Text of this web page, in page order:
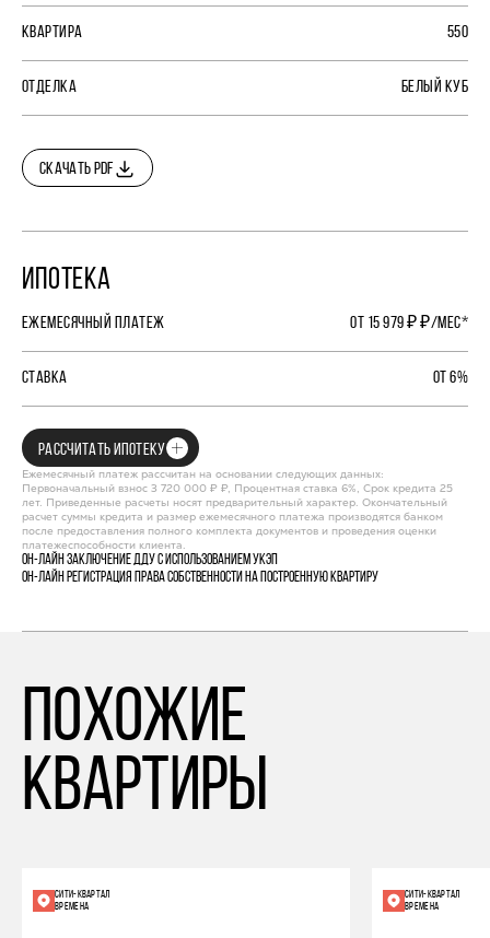
КВАРТИРА 550
ОТДЕЛКА БЕЛЫЙ КУБ
СКАЧАТЬ PDF
ИПОТЕКА
ЕЖЕМЕСЯЧНЫЙ ПЛАТЕЖ ОТ 15 979 ₽ ₽/МЕС*
СТАВКА ОТ 6%
РАССЧИТАТЬ ИПОТЕКУ
Ежемесячный платеж рассчитан на основании следующих данных:
Первоначальный взнос 3 720 000 ₽ ₽, Процентная ставка 6%, Срок кредита 25
лет. Приведенные расчеты носят предварительный характер. Окончательный
расчет суммы кредита и размер ежемесячного платежа производятся банком
после предоставления полного комплекта документов и проведения оценки
платежеспособности клиента.
Он-лайн заключение ДДУ с использованием УКЭП
Он-лайн регистрация права собственности на построенную квартиру
похожие
квартиры
СИТИ-КВАРТАЛ
ВРЕМЕНА
СИТИ-КВАРТАЛ
ВРЕМЕНА